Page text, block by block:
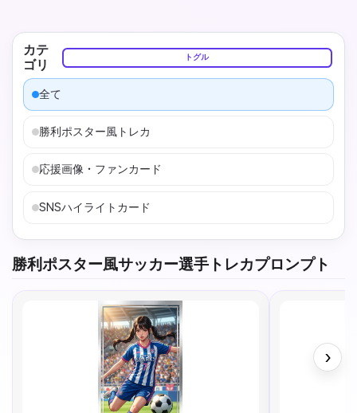
カテ
ゴリ
トグル
全て
勝利ポスター風トレカ
応援画像・ファンカード
SNSハイライトカード
勝利ポスター風サッカー選手トレカプロンプト
›